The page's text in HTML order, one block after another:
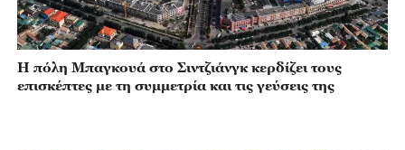
Η πόλη Μπαγκουά στο Σιντζιάνγκ κερδίζει τους
επισκέπτες με τη συμμετρία και τις γεύσεις της